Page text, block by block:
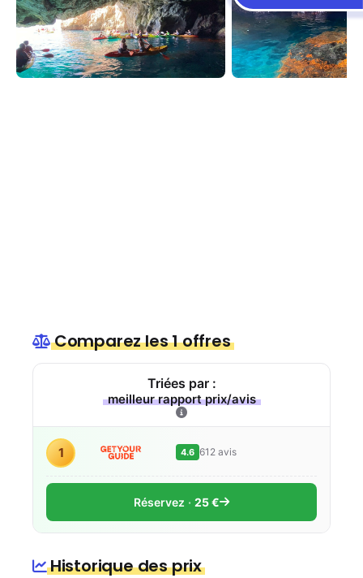
Comparez les 1 offres
Triées par :
meilleur rapport prix/avis
1 4.6 612 avis
Réservez 25 €
Historique des prix